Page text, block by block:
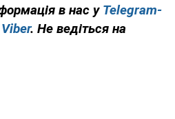
в нас у Telegram-
Viber. Не ведіться на